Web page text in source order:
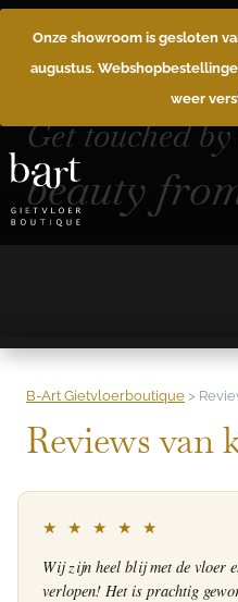
Onze showroom is gesloten
augustus.
weer
Get touched
beauty
B-Art Gietvloerboutique >
Reviews van
★ ★ ★ ★ ★
Wij zijn heel blij met de vloer
verlopen! Het is prachtig